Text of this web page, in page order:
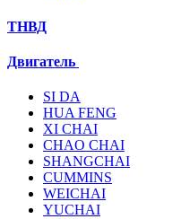
ТНВД
Двигатель
SI DA
HUA FENG
XI CHAI
CHAO CHAI
SHANGCHAI
CUMMINS
WEICHAI
YUCHAI